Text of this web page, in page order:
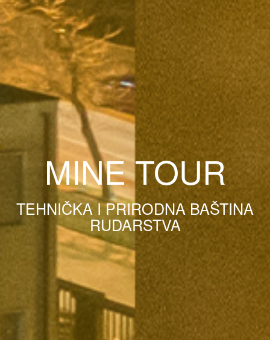
MINE TOUR
TEHNIČKA I PRIRODNA BAŠTINA
RUDARSTVA